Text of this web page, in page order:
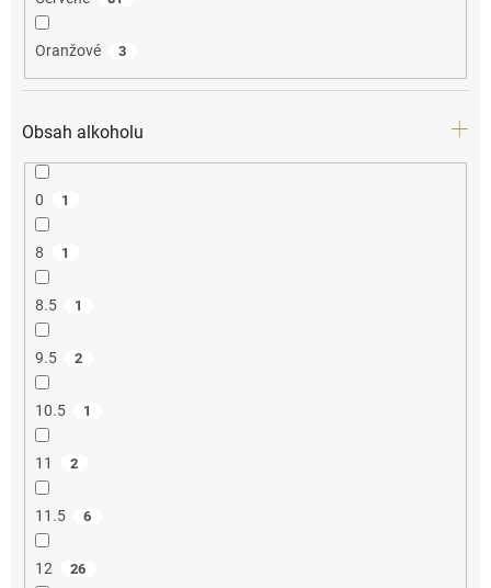
Oranžové 3
Obsah alkoholu
0 1
8 1
8.5 1
9.5 2
10.5 1
11 2
11.5 6
12 26